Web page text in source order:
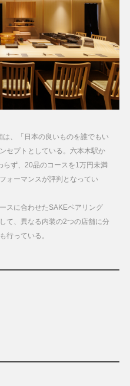
、「日本の良いものを誰でもい
セプトとしている。六本木駅か
らず、20品のコースを1万円未満
ォーマンスが評判となってい
スに合わせたSAKEペアリング
て、異なる内装の2つの店舗に分
行っている。